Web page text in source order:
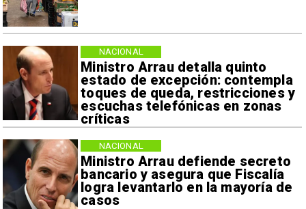
Ministro Arrau detalla quinto
estado de excepción: contempla
toques de queda, restricciones y
escuchas telefónicas en zonas
críticas
NACIONAL
Ministro Arrau defiende secreto
bancario y asegura que Fiscalía
logra levantarlo en la mayoría de
casos
NACIONAL